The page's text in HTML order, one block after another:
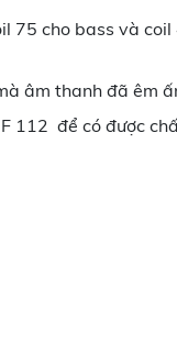
75 cho bass và
âm thanh đã êm
112 để có được